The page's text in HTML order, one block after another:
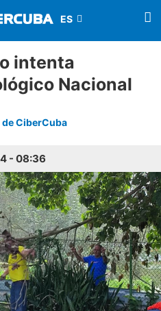
intenta
Nacional
CiberCuba
- 08:36